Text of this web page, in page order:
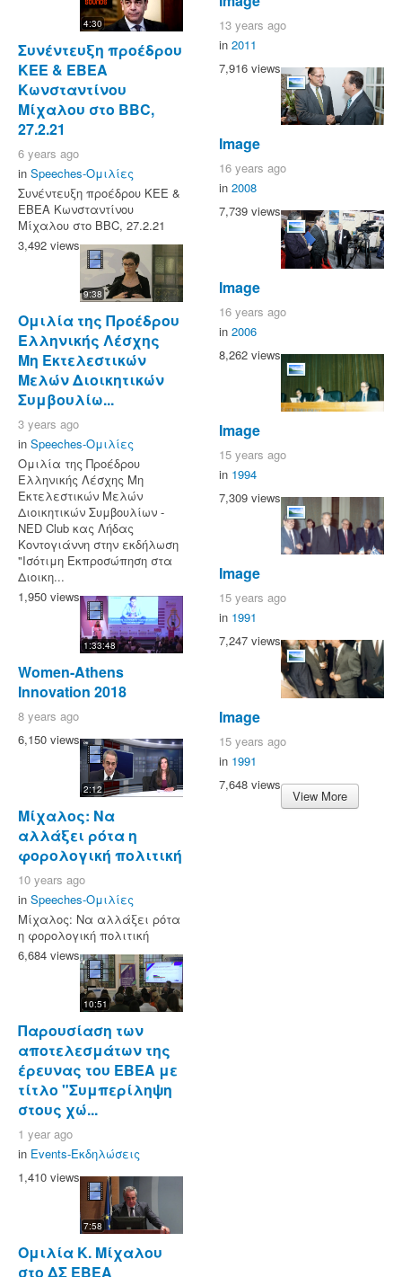
4:30
Συνέντευξη προέδρου
ΚΕΕ & ΕΒΕΑ
Κωνσταντίνου
Μίχαλου στο BBC,
27.2.21
6 years ago
in Speeches-Ομιλίες
Συνέντευξη προέδρου ΚΕΕ &
ΕΒΕΑ Κωνσταντίνου
Μίχαλου στο BBC, 27.2.21
3,492 views
9:38
Ομιλία της Προέδρου
Ελληνικής Λέσχης
Μη Εκτελεστικών
Μελών Διοικητικών
Συμβουλίω...
3 years ago
in Speeches-Ομιλίες
Ομιλία της Προέδρου
Ελληνικής Λέσχης Μη
Εκτελεστικών Μελών
Διοικητικών Συμβουλίων -
NED Club κας Λήδας
Κοντογιάννη στην εκδήλωση
"Ισότιμη Εκπροσώπηση στα
Διοικη...
1,950 views
1:33:48
Women-Athens
Innovation 2018
8 years ago
6,150 views
2:12
Μίχαλος: Να
αλλάξει ρότα η
φορολογική πολιτική
10 years ago
in Speeches-Ομιλίες
Μίχαλος: Να αλλάξει ρότα
η φορολογική πολιτική
6,684 views
10:51
Παρουσίαση των
αποτελεσμάτων της
έρευνας του ΕΒΕΑ με
τίτλο "Συμπερίληψη
στους χώ...
1 year ago
in Events-Εκδηλώσεις
1,410 views
7:58
Ομιλία Κ. Μίχαλου
στο ΔΣ ΕΒΕΑ
13 years ago
in 2011
7,916 views
Image
16 years ago
in 2008
7,739 views
Image
16 years ago
in 2006
8,262 views
Image
15 years ago
in 1994
7,309 views
Image
15 years ago
in 1991
7,247 views
Image
15 years ago
in 1991
7,648 views
View More